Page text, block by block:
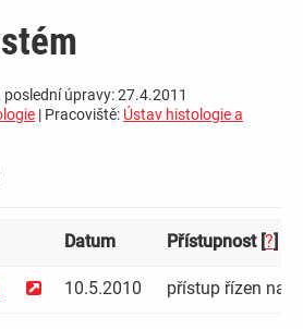
úpravy: 27.4.2011
| Pracoviště: Ústav histologie a
Datum Přístupnost [?]
10.5.2010 přístup řízen na